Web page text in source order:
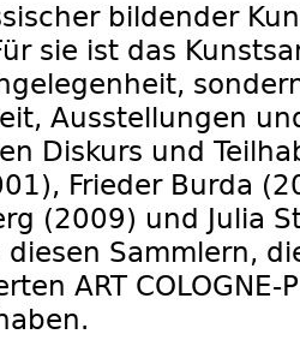
bildender
sie ist das
Ausstellungen
Diskurs und
Frieder Burda
(2009) und Julia
diesen Sammlern,
ART COLOGNE-